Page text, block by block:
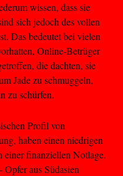
wissen, dass sie
sich jedoch des vollen
Das bedeutet bei vielen
Online-Betrüger
die dachten, sie
Jade zu schmuggeln,
zu schürfen.
Profil von
haben einen niedrigen
einer finanziellen Notlage.
aus Südasien